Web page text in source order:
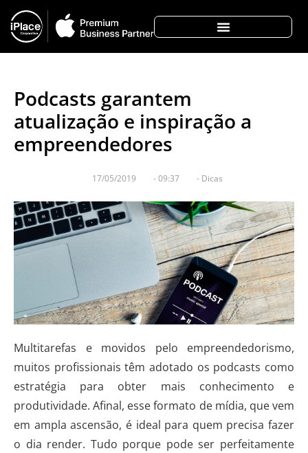
Podcasts garantem
atualização e inspiração a
empreendedores
17/05/2019 -09:37 - Dicas
Multitarefas e movidos pelo empreendedorismo,
muitos profissionais têm adotado os podcasts como
estratégia para obter mais conhecimento e
produtividade. Afinal, esse formato de mídia, que vem
em ampla ascensão, é ideal para quem precisa fazer
o dia render. Tudo porque pode ser perfeitamente